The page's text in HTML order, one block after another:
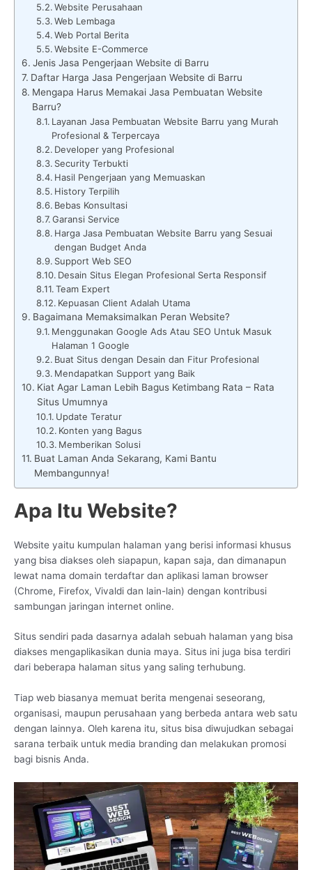
Website Perusahaan
Web Lembaga
Web Portal Berita
Website E-Commerce
Jenis Jasa Pengerjaan Website di Barru
Daftar Harga Jasa Pengerjaan Website di Barru
Mengapa Harus Memakai Jasa Pembuatan Website
Barru?
Layanan Jasa Pembuatan Website Barru yang Murah
Profesional & Terpercaya
Developer yang Profesional
Security Terbukti
Hasil Pengerjaan yang Memuaskan
History Terpilih
Bebas Konsultasi
Garansi Service
Harga Jasa Pembuatan Website Barru yang Sesuai
dengan Budget Anda
Support Web SEO
Desain Situs Elegan Profesional Serta Responsif
Team Expert
Kepuasan Client Adalah Utama
Bagaimana Memaksimalkan Peran Website?
Menggunakan Google Ads Atau SEO Untuk Masuk
Halaman 1 Google
Buat Situs dengan Desain dan Fitur Profesional
Mendapatkan Support yang Baik
Kiat Agar Laman Lebih Bagus Ketimbang Rata – Rata
Situs Umumnya
Update Teratur
Konten yang Bagus
Memberikan Solusi
Buat Laman Anda Sekarang, Kami Bantu
Membangunnya!
Apa Itu Website?
Website yaitu kumpulan halaman yang berisi informasi khusus
yang bisa diakses oleh siapapun, kapan saja, dan dimanapun
lewat nama domain terdaftar dan aplikasi laman browser
(Chrome, Firefox, Vivaldi dan lain-lain) dengan kontribusi
sambungan jaringan internet online.
Situs sendiri pada dasarnya adalah sebuah halaman yang bisa
diakses mengaplikasikan dunia maya. Situs ini juga bisa terdiri
dari beberapa halaman situs yang saling terhubung.
Tiap web biasanya memuat berita mengenai seseorang,
organisasi, maupun perusahaan yang berbeda antara web satu
dengan lainnya. Oleh karena itu, situs bisa diwujudkan sebagai
sarana terbaik untuk media branding dan melakukan promosi
bagi bisnis Anda.